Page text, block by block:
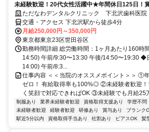
未経験歓迎！20代女性活躍中★年間休日125⽇！
ただなわデンタルクリニック 下北沢歯科医院
交通・アクセス 下北沢駅から徒歩4分
月給250,000円～350,000円
東京都東京23区世田谷区
勤務時間詳細 総労働時間：1ヶ月あたり160時
14:50) 午前/9:30〜13:30 午後/14:50〜19:30 ◆
14:00) 午前/8:3...
仕事内容 ＜＜当院のオススメポイント＞＞ ①
ゼロ！ 有給取得率も100%◎ ②未経験者歓迎！
く笑顔で対応できればOK ③未経験でも月給25
制服あり 業界未経験者歓迎 資格取得支援あり 学歴不問
未経験者歓迎
経験者歓迎 研修あり 賞与あり ブランク
駅近5分以内
資格取得手当あり 社割あり ピアスOK 髪